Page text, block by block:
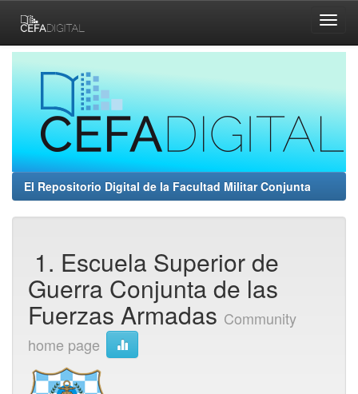
navigation
El Repositorio Digital de la Facultad Militar Conjunta
1. Escuela Superior de
Guerra Conjunta de las
Fuerzas Armadas Community
home page